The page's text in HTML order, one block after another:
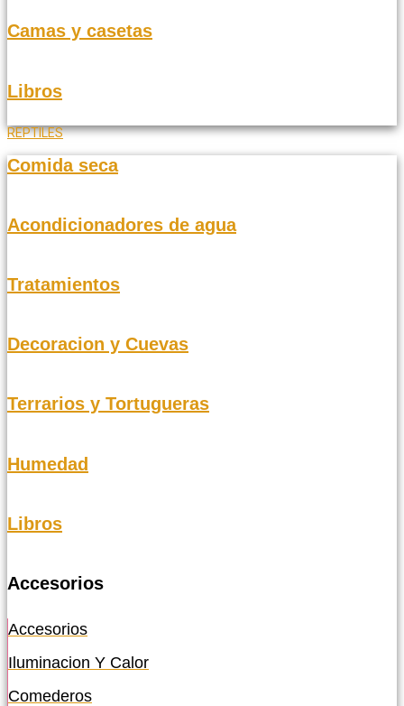
Camas y casetas
Libros
REPTILES
Comida seca
Acondicionadores de agua
Tratamientos
Decoracion y Cuevas
Terrarios y Tortugueras
Humedad
Libros
Accesorios
Accesorios
Iluminacion Y Calor
Comederos